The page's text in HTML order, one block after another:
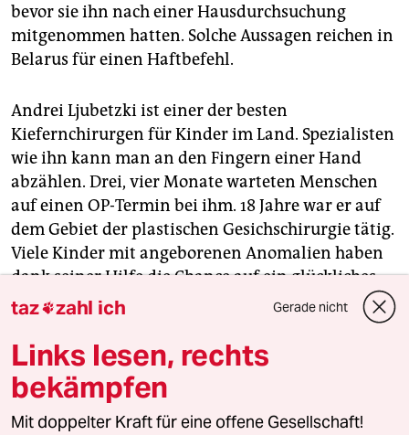
bevor sie ihn nach einer Hausdurchsuchung
mitgenommen hatten. Solche Aussagen reichen in
Belarus für einen Haftbefehl.
Andrei Ljubetzki ist einer der besten
Kiefernchirurgen für Kinder im Land. Spezialisten
wie ihn kann man an den Fingern einer Hand
abzählen. Drei, vier Monate warteten Menschen
auf einen OP-Termin bei ihm. 18 Jahre war er auf
dem Gebiet der plastischen Gesichschirurgie tätig.
Viele Kinder mit angeborenen Anomalien haben
dank seiner Hilfe die Chance auf ein glückliches
Leben erhalten.
Ljubetzki selbst sagte zu seinen politischen und
menschlichen Überzeugung: „Seit 1994
(Amtsantritt Lukaschenkos, Anm. d. Redaktion),
vom ersten Tag an, war ich dagegen. Aber nur im
taz zahl ich Gerade nicht
Links lesen, rechts
bekämpfen
Mit doppelter Kraft für eine offene Gesellschaft!